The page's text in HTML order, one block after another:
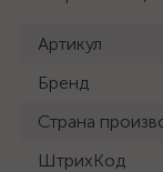
Артикул
Бренд
Страна
ШтрихКод